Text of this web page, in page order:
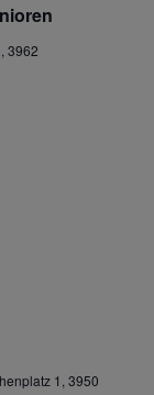
3962
1, 3950